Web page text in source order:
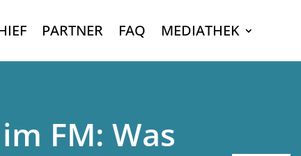
PARTNER FAQ MEDIATHEK
FM: Was